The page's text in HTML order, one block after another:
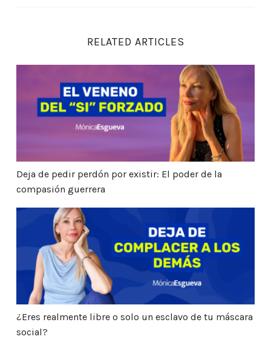
RELATED ARTICLES
Deja de pedir perdón por existir: El poder de la
Deja de pedir perdón por existir: El poder de la
compasión guerrera
¿Eres realmente libre o solo un esclavo de tu
¿Eres realmente libre o solo un esclavo de tu máscara
social?